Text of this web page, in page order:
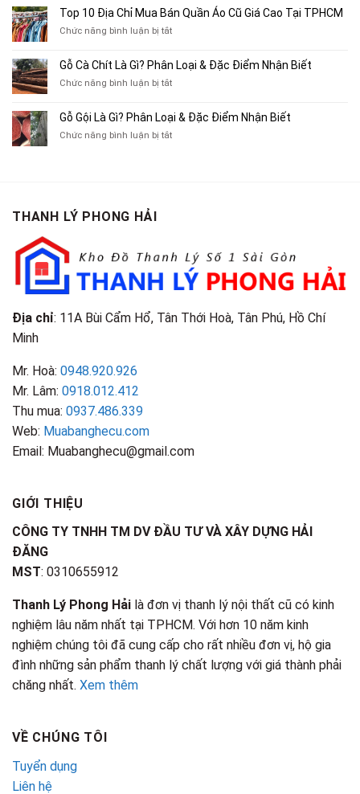
Bán
Xe
Cũ,
Xe
Cũ
TP.HCM
10
Thu
Sách
Tạp
Chí
Top 10 Địa Chỉ Mua Bán Quần Áo Cũ Giá Cao Tại TPHCM
Chức năng bình luận bị tắtở
Địa
Chỉ
Bán
Áo
Gỗ Cà Chít Là Gì? Phân Loại & Đặc Điểm Nhận Biết
Chức năng bình luận bị tắtở
Chít
Là
Gỗ Gội Là Gì? Phân Loại & Đặc Điểm Nhận Biết
Chức năng bình luận bị tắtở
Điểm
Nhận
Biết
THANH LÝ PHONG HẢI
Địa chỉ: 11A Bùi Cẩm Hổ, Tân Thới Hoà, Tân Phú, Hồ Chí
Minh
Mr. Hoà: 0948.920.926
Mr. Lâm: 0918.012.412
Thu mua: 0937.486.339
Web: Muabanghecu.com
Email: Muabanghecu@gmail.com
GIỚI THIỆU
CÔNG TY TNHH TM DV ĐẦU TƯ VÀ XÂY DỰNG HẢI
ĐĂNG
MST: 0310655912
Thanh Lý Phong Hải là đơn vị thanh lý nội thất cũ có kinh
nghiệm lâu năm nhất tại TPHCM. Với hơn 10 năm kinh
nghiệm chúng tôi đã cung cấp cho rất nhiều đơn vị, hộ gia
đình những sản phẩm thanh lý chất lượng với giá thành phải
chăng nhất. Xem thêm
VỀ CHÚNG TÔI
Tuyển dụng
Liên hệ